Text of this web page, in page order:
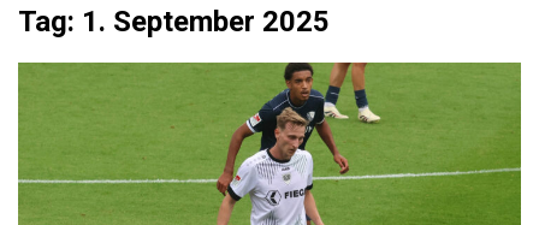
Tag: 1. September 2025